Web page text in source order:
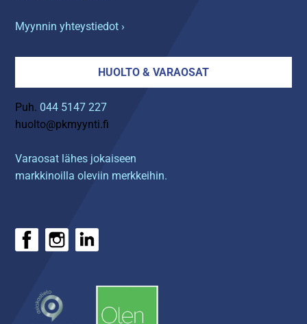
Myynnin yhteystiedot ›
HUOLTO & VARAOSAT
Puh. 044 5147 227
huolto@pkmyynti.fi
Varaosat lähes jokaiseen
markkinoilla oleviin merkkeihin.